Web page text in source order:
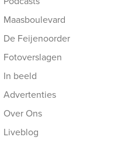
Maasboulevard
De Feijenoorder
Fotoverslagen
In beeld
Advertenties
Over Ons
Liveblog